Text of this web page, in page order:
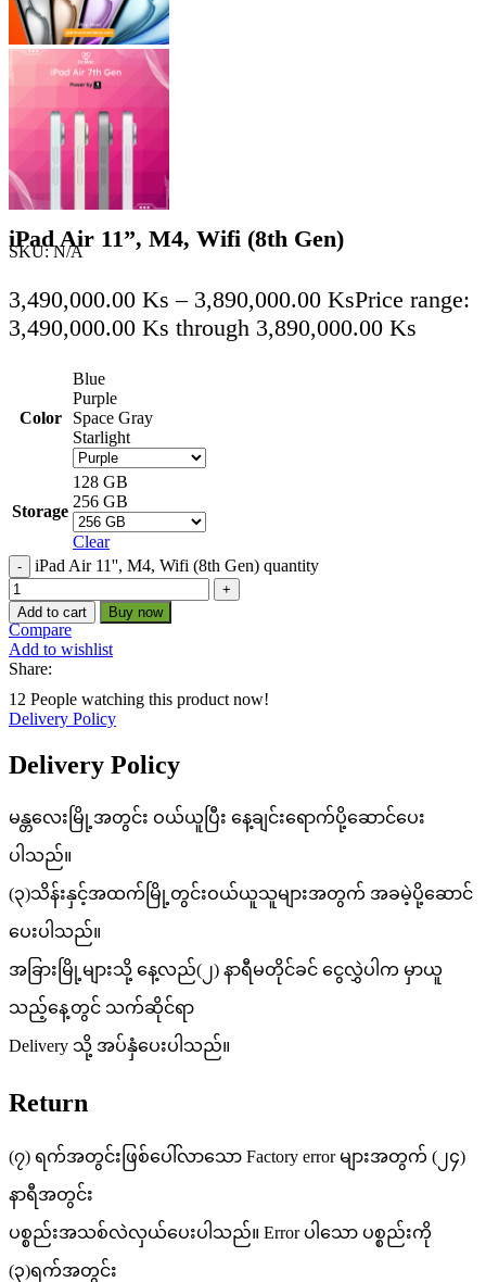
iPad Air 11”, M4, Wifi (8th Gen)
SKU:N/A
3,490,000.00 Ks – 3,890,000.00 KsPrice range:
3,490,000.00 Ks through 3,890,000.00 Ks
Color
Blue
Purple
Space Gray
Starlight
Storage
128 GB
256 GB
Clear
iPad Air 11'', M4, Wifi (8th Gen) quantity
Add to cart Buy now
Compare
Add to wishlist
Share:
12 People watching this product now!
Delivery Policy
Delivery Policy
မန္တလေးမြို့အတွင်း ဝယ်ယူပြီး နေ့ချင်းရောက်ပို့ဆောင်ပေး
ပါသည်။
(၃)သိန်းနှင့်အထက်မြို့တွင်းဝယ်ယူသူများအတွက် အခမဲ့ပို့ဆောင်
ပေးပါသည်။
အခြားမြို့များသို့ နေ့လည်(၂) နာရီမတိုင်ခင် ငွေလွှဲပါက မှာယူ
သည့်နေ့တွင် သက်ဆိုင်ရာ
Delivery သို့ အပ်နှံပေးပါသည်။
Return
(၇) ရက်အတွင်းဖြစ်ပေါ်လာသော Factory error များအတွက် (၂၄)
နာရီအတွင်း
ပစ္စည်းအသစ်လဲလှယ်ပေးပါသည်။ Error ပါသော ပစ္စည်းကို
(၃)ရက်အတွင်း